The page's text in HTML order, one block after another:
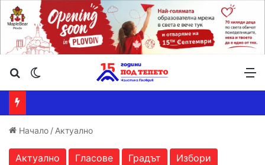
Търсене ...
Начало / Актуално
Актуално Гласове Градът
Избори